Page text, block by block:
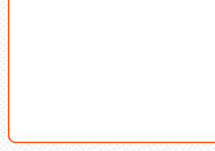
Латунный и бронзовый